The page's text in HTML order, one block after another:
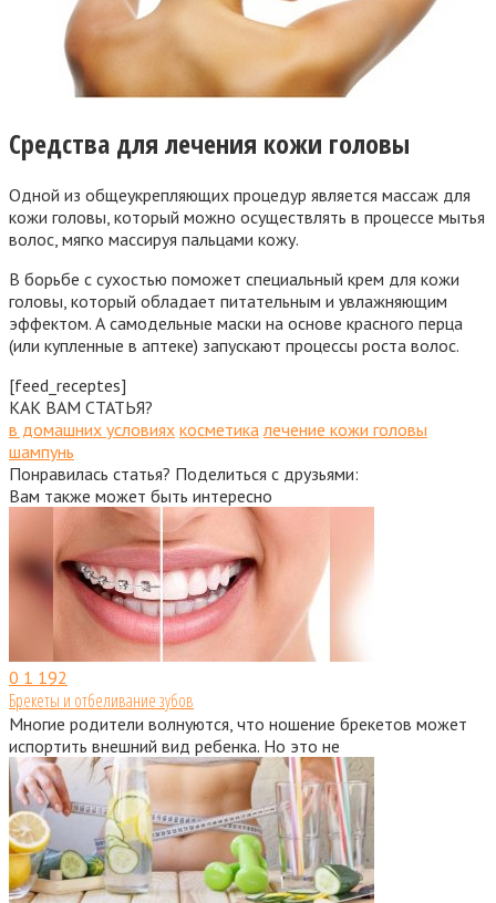
Средства для лечения кожи головы
Одной из общеукрепляющих процедур является массаж для
кожи головы, который можно осуществлять в процессе мытья
волос, мягко массируя пальцами кожу.
В борьбе с сухостью поможет специальный крем для кожи
головы, который обладает питательным и увлажняющим
эффектом. А самодельные маски на основе красного перца
(или купленные в аптеке) запускают процессы роста волос.
[feed_receptes]
КАК ВАМ СТАТЬЯ?
в домашних условиях косметика лечение кожи головы
шампунь
Понравилась статья? Поделиться с друзьями:
Вам также может быть интересно
0 1 192
Брекеты и отбеливание зубов
Многие родители волнуются, что ношение брекетов может
испортить внешний вид ребенка. Но это не